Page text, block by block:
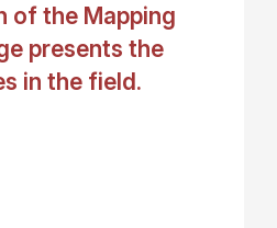
of the Mapping
presents the
in the field.